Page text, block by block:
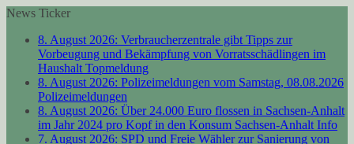
News Ticker
8. August 2026: Verbraucherzentrale gibt Tipps zur
Vorbeugung und Bekämpfung von Vorratsschädlingen im
Haushalt Topmeldung
8. August 2026: Polizeimeldungen vom Samstag, 08.08.2026
Polizeimeldungen
8. August 2026: Über 24.000 Euro flossen in Sachsen-Anhalt
im Jahr 2024 pro Kopf in den Konsum Sachsen-Anhalt Info
7. August 2026: SPD und Freie Wähler zur Sanierung von